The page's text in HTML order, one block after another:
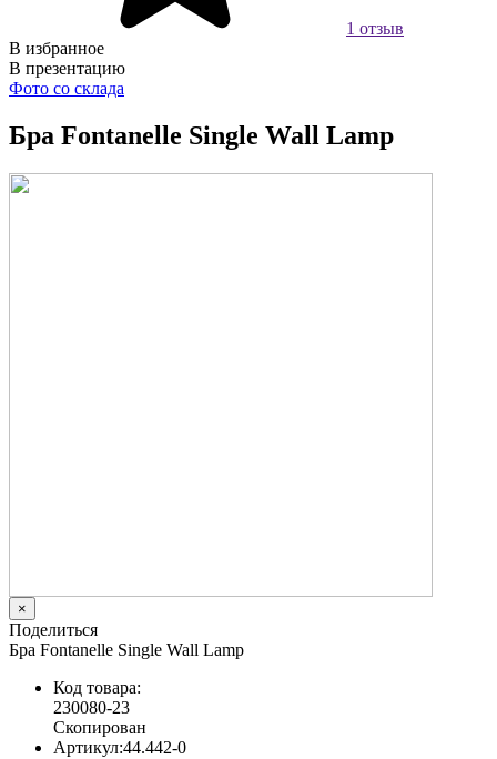
1 отзыв
В избранное
В презентацию
Фото со склада
Бра Fontanelle Single Wall Lamp
×
Поделиться
Бра Fontanelle Single Wall Lamp
Код товара:
230080-23
Скопирован
Артикул:44.442-0